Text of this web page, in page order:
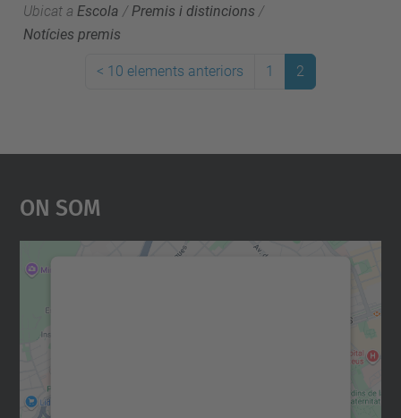
Ubicat a Escola /Premis i distincions /
Notícies premis
< 10 elements anteriors 1 2
On Som